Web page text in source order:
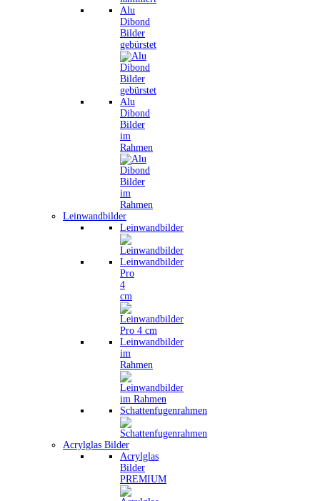
Alu
Dibond
Bilder
gebürstet
Alu
Dibond
Bilder
im
Rahmen
Leinwandbilder
Leinwandbilder
Leinwandbilder
Pro
4
cm
Leinwandbilder
im
Rahmen
Schattenfugenrahmen
Acrylglas Bilder
Acrylglas
Bilder
PREMIUM